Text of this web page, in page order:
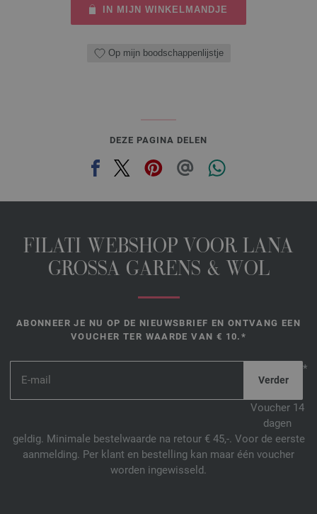
IN MIJN WINKELMANDJE
Op mijn boodschappenlijstje
DEZE PAGINA DELEN
FILATI WEBSHOP VOOR LANA
GROSSA GARENS & WOL
ABONNEER JE NU OP DE NIEUWSBRIEF EN ONTVANG EEN
VOUCHER TER WAARDE VAN € 10.*
*
Voucher 14
dagen
geldig. Minimale bestelwaarde na retour € 45,-. Voor de eerste
aanmelding. Per klant en bestelling kan maar één voucher
worden ingewisseld.